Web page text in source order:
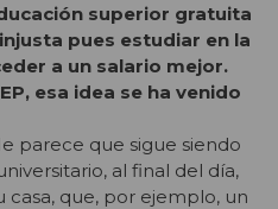
superior gratuita
pues estudiar en la
a un salario mejor.
esa idea se ha venido
parece que sigue siendo
al final del día,
casa, que, por ejemplo, un